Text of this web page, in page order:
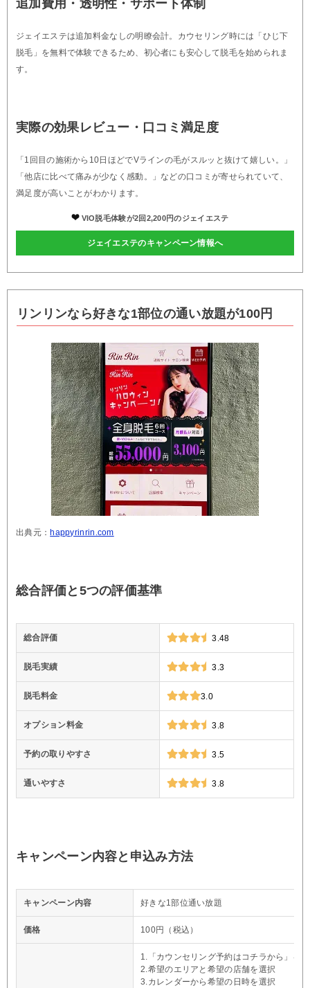
追加費用・透明性・サポート体制
ジェイエステは追加料金なしの明瞭会計。カウセリング時には「ひじ下
脱毛」を無料で体験できるため、初心者にも安心して脱毛を始められま
す。
実際の効果レビュー・口コミ満足度
「1回目の施術から10日ほどでVラインの毛がスルッと抜けて嬉しい。」
「他店に比べて痛みが少なく感動。」などの口コミが寄せられていて、
満足度が高いことがわかります。
VIO脱毛体験が2回2,200円のジェイエステ
ジェイエステのキャンペーン情報へ
リンリンなら好きな1部位の通い放題が100円
出典元：happyrinrin.com
総合評価と5つの評価基準
総合評価 3.48
脱毛実績 3.3
脱毛料金 3.0
オプション料金 3.8
予約の取りやすさ 3.5
通いやすさ 3.8
キャンペーン内容と申込み方法
キャンペーン内容 好きな1部位通い放題
価格 100円（税込）
1.「カウンセリング予約はコチラから」を
2.希望のエリアと希望の店舗を選択
3.カレンダーから希望の日時を選択